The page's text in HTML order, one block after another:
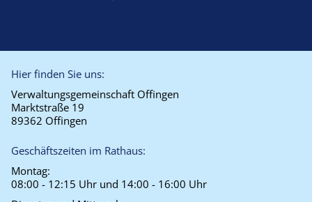
Hier finden Sie uns:
Verwaltungsgemeinschaft Offingen
Marktstraße 19
89362 Offingen
Geschäftszeiten im Rathaus:
Montag:
08:00 - 12:15 Uhr und 14:00 - 16:00 Uhr